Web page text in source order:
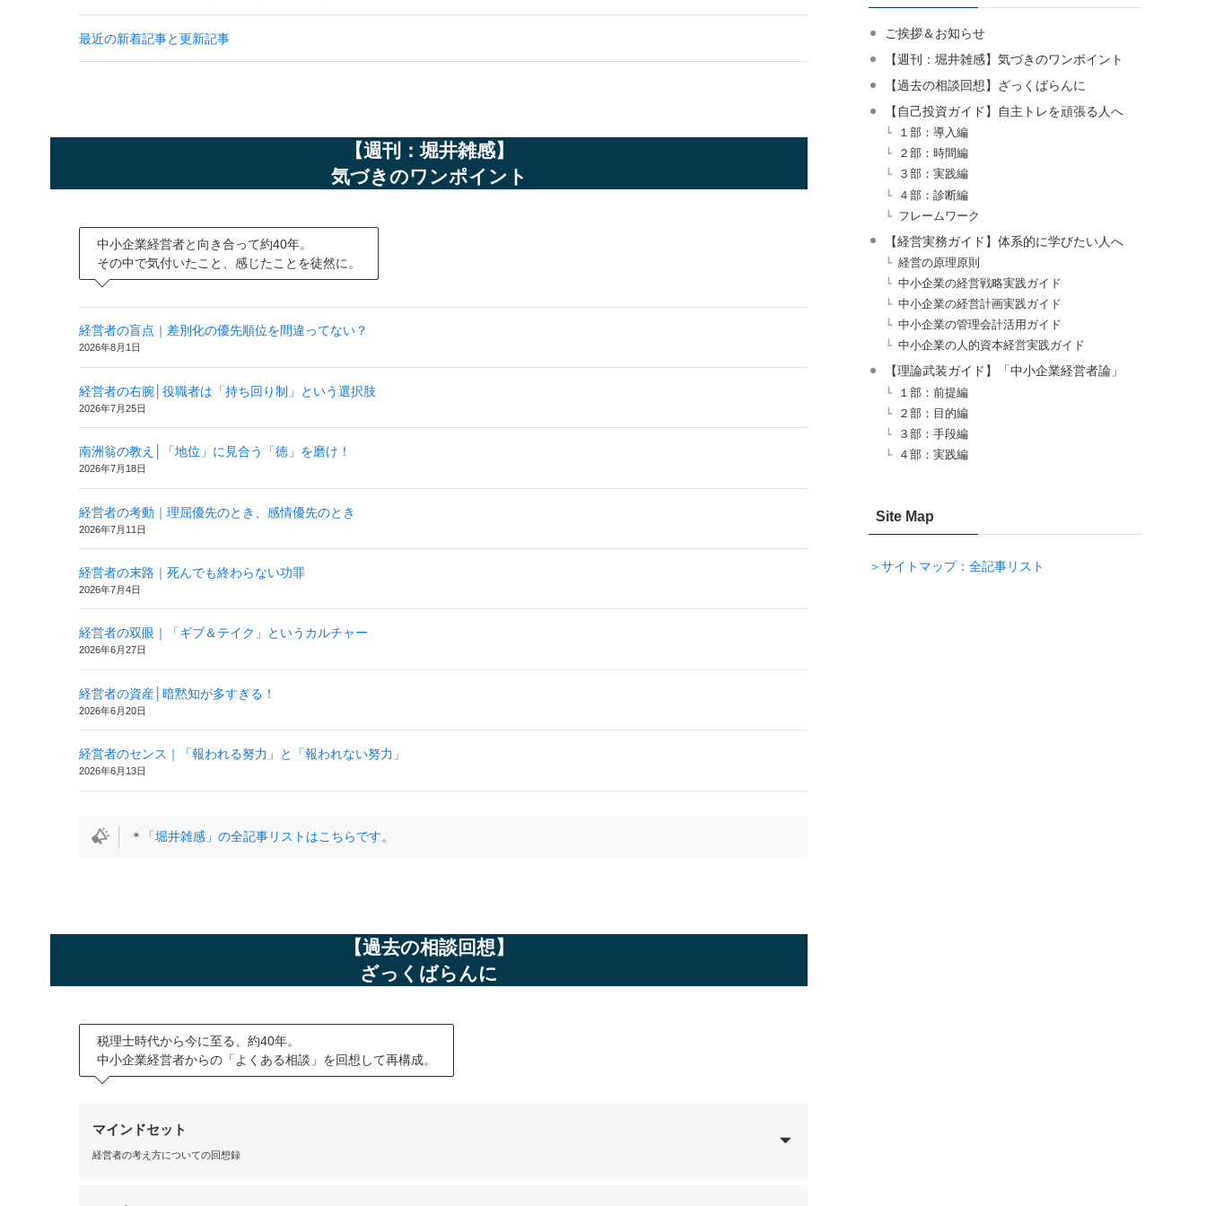
最近の新着記事と更新記事
【週刊：堀井雑感】
気づきのワンポイント
中小企業経営者と向き合って約40年。
その中で気付いたこと、感じたことを徒然に。
経営者の盲点｜差別化の優先順位を間違ってない？
2026年8月1日
経営者の右腕│役職者は「持ち回り制」という選択肢
2026年7月25日
南洲翁の教え│「地位」に見合う「徳」を磨け！
2026年7月18日
経営者の考動｜理屈優先のとき、感情優先のとき
2026年7月11日
経営者の末路｜死んでも終わらない功罪
2026年7月4日
経営者の双眼｜「ギブ＆テイク」というカルチャー
2026年6月27日
経営者の資産│暗黙知が多すぎる！
2026年6月20日
経営者のセンス｜「報われる努力」と「報われない努力」
2026年6月13日
＊ 「堀井雑感」の全記事リストはこちらです。
【過去の相談回想】
ざっくばらんに
税理士時代から今に至る、約40年。
中小企業経営者からの「よくある相談」を回想して再構成。
マインドセット
経営者の考え方についての回想録
ご挨拶＆お知らせ
【週刊：堀井雑感】気づきのワンポイント
【過去の相談回想】ざっくばらんに
【自己投資ガイド】自主トレを頑張る人へ
１部：導入編
２部：時間編
３部：実践編
４部：診断編
フレームワーク
【経営実務ガイド】体系的に学びたい人へ
経営の原理原則
中小企業の経営戦略実践ガイド
中小企業の経営計画実践ガイド
中小企業の管理会計活用ガイド
中小企業の人的資本経営実践ガイド
【理論武装ガイド】「中小企業経営者論」
１部：前提編
２部：目的編
３部：手段編
４部：実践編
Site Map
＞サイトマップ：全記事リスト